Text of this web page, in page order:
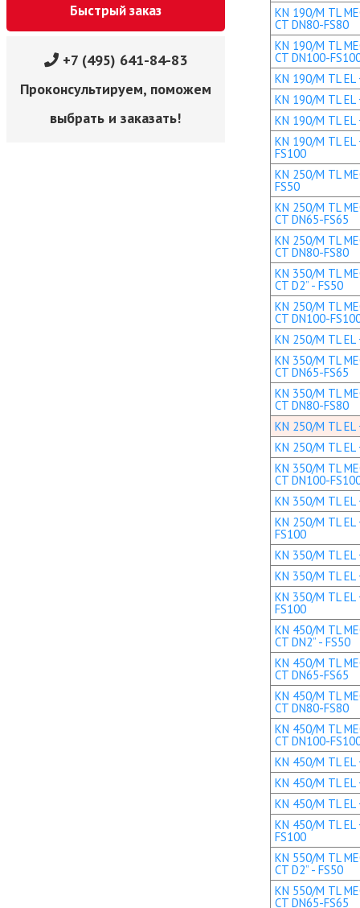
Быстрый заказ
+7 (495) 641-84-83
Проконсультируем, поможем
выбрать и заказать!
KN 190/M TL
CT DN80-FS80
KN 190/M TL
CT DN100-
KN 190/M TL EL
KN 190/M TL EL
KN 190/M TL EL
KN 190/M TL EL
FS100
KN 250/M TL
FS50
KN 250/M TL
CT DN65-FS65
KN 250/M TL
CT DN80-FS80
KN 350/M TL
CT D2” - FS50
KN 250/M TL
CT DN100-
KN 250/M TL EL
KN 350/M TL
CT DN65-FS65
KN 350/M TL
CT DN80-FS80
KN 250/M TL EL
KN 250/M TL EL
KN 350/M TL
CT DN100-
KN 350/M TL EL
KN 250/M TL EL
FS100
KN 350/M TL EL
KN 350/M TL EL
KN 350/M TL EL
FS100
KN 450/M TL
CT DN2” - FS50
KN 450/M TL
CT DN65-FS65
KN 450/M TL
CT DN80-FS80
KN 450/M TL
CT DN100-
KN 450/M TL EL
KN 450/M TL EL
KN 450/M TL EL
KN 450/M TL EL
FS100
KN 550/M TL
CT D2” - FS50
KN 550/M TL
CT DN65-FS65